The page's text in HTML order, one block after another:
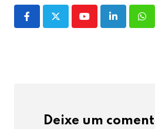
YoutubeLinkedIn
Deixe um